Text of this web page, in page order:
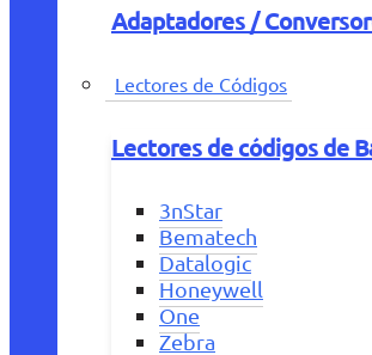
Adaptadores /
Lectores de Códigos
Lectores de códigos de
3nStar
Bematech
Datalogic
Honeywell
One
Zebra